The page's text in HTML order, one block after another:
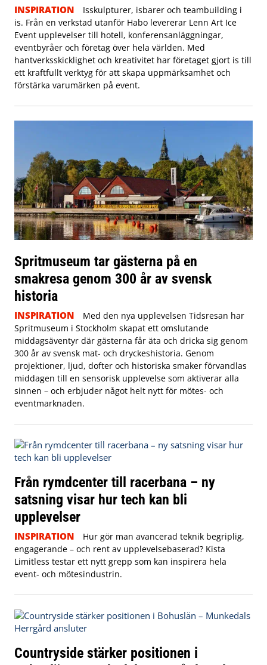
INSPIRATION
Isskulpturer, isbarer och teambuilding i
is. Från en verkstad utanför Habo levererar Lenn Art Ice
Event upplevelser till hotell, konferensanläggningar,
eventbyråer och företag över hela världen. Med
hantverksskicklighet och kreativitet har företaget gjort is till
ett kraftfullt verktyg för att skapa uppmärksamhet och
förstärka varumärken på event.
Spritmuseum tar gästerna på en
smakresa genom 300 år av svensk
historia
INSPIRATION
Med den nya upplevelsen Tidsresan har
Spritmuseum i Stockholm skapat ett omslutande
middagsäventyr där gästerna får äta och dricka sig genom
300 år av svensk mat- och dryckeshistoria. Genom
projektioner, ljud, dofter och historiska smaker förvandlas
middagen till en sensorisk upplevelse som aktiverar alla
sinnen – och erbjuder något helt nytt för mötes- och
eventmarknaden.
Från rymdcenter till racerbana – ny
satsning visar hur tech kan bli
upplevelser
INSPIRATION
Hur gör man avancerad teknik begriplig,
engagerande – och rent av upplevelsebaserad? Kista
Limitless testar ett nytt grepp som kan inspirera hela
event- och mötesindustrin.
Countryside stärker positionen i